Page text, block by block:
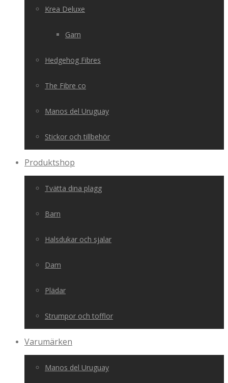
Krea Deluxe
Garn
Hedgehog Fibres
The Fibre co
Manos del Uruguay
Stickor och tillbehör
Produktshop
Tvätta dina plagg
Barn
Halsdukar och sjalar
Dam
Plädar
Strumpor och tofflor
Varumärken
Manos del Uruguay